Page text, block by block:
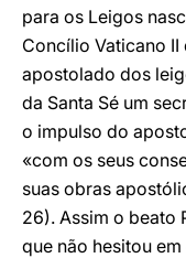
para os Leigos
Concílio Vaticano
apostolado dos
da Santa Sé um
o impulso do
«com os seus
suas obras
26). Assim o beato
que não hesitou